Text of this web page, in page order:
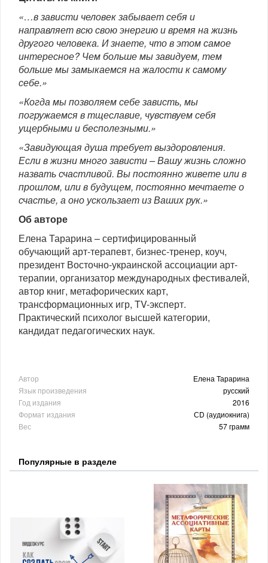
«…в зависти человек забывает себя и
направляет всю свою энергию и время на жизнь
другого человека. И знаете, что в этом самое
интересное? Чем больше мы завидуем, тем
больше мы замыкаемся на жалости к самому
себе.»
«Когда мы позволяем себе зависть, мы
погружаемся в тщеславие, чувствуем себя
ущербными и бесполезными.»
«Завидующая душа требует выздоровления.
Если в жизни много зависти – Вашу жизнь сложно
назвать счастливой. Вы постоянно живете или в
прошлом, или в будущем, постоянно мечтаете о
счастье, а оно ускользает из Ваших рук.»
Об авторе
Елена Тарарина – сертифицированный
обучающий арт-терапевт, бизнес-тренер, коуч,
президент Восточно-украинской ассоциации арт-
терапии, организатор международных фестивалей,
автор книг, метафорических карт,
трансформационных игр, TV-эксперт.
Практический психолог высшей категории,
кандидат педагогических наук.
Автор
Елена Тарарина
Язык произведения
русский
Год издания
2016
Формат издания
СD (аудиокнига)
Вес
57 грамм
Популярные в разделе